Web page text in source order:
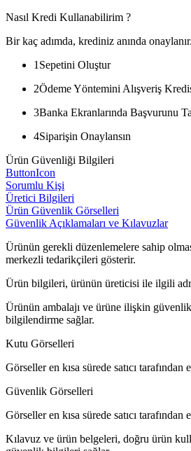
Nasıl Kredi Kullanabilirim ?
Bir kaç adımda, krediniz anında onaylanır.
1 Sepetini Oluştur
2Ödeme Yöntemini Alışveriş
3Banka Ekranlarında Başvurunu
4Siparişin Onaylansın
Ürün Güvenliği Bilgileri
ButtonIcon
Sorumlu Kişi
Üretici Bilgileri
Ürün Güvenlik Görselleri
Güvenlik Açıklamaları ve Kılavuzlar
Ürünün gerekli düzenlemelere sahip
merkezli tedarikçileri gösterir.
Ürün bilgileri, ürünün üreticisi ile ilgili
Ürünün ambalajı ve ürüne ilişkin güvenlik
bilgilendirme sağlar.
Kutu Görselleri
Görseller en kısa sürede satıcı tarafından
Güvenlik Görselleri
Görseller en kısa sürede satıcı tarafından
Kılavuz ve ürün belgeleri, doğru ürün